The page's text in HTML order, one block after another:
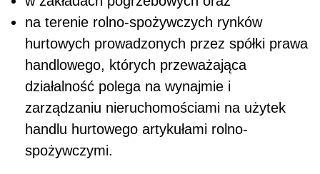
na terenie rolno-spożywczych rynków
hurtowych prowadzonych przez spółki prawa
handlowego, których przeważająca
działalność polega na wynajmie i
zarządzaniu nieruchomościami na użytek
handlu hurtowego artykułami rolno-
spożywczymi.